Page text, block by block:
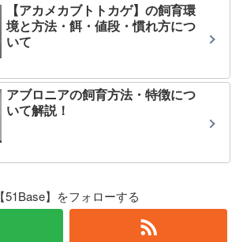
【アカメカブトトカゲ】の飼育環
境と方法・餌・値段・慣れ方につ
いて
アブロニアの飼育方法・特徴につ
いて解説！
【51Base】をフォローする